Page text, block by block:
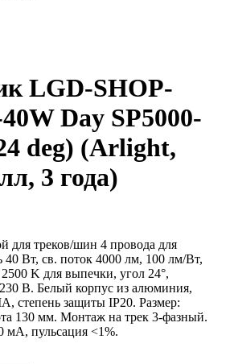
LGD-SHOP-
Day SP5000-
deg) (Arlight,
3 года)
для треков/шин 4 провода для
Вт, св. поток 4000 лм, 100 лм/Вт,
K для выпечки, угол 24°,
В. Белый корпус из алюминия,
степень защиты IP20. Размер:
130 мм. Монтаж на трек 3-фазный.
мА, пульсация <1%.